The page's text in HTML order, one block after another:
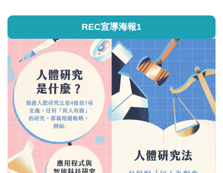
REC宣導海報1